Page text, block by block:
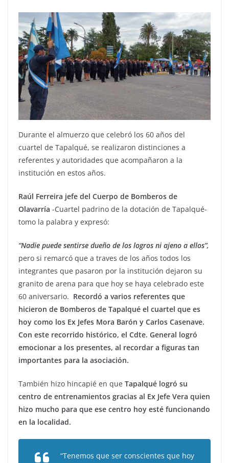
Durante el almuerzo que celebró los 60 años del
cuartel de Tapalqué, se realizaron distinciones a
referentes y autoridades que acompañaron a la
institución en estos años.
Raúl Ferreira jefe del Cuerpo de Bomberos de
Olavarría -Cuartel padrino de la dotación de Tapalqué-
tomo la palabra y expresó:
“Nadie puede sentirse dueño de los logros ni ajeno a ellos”,
pero si remarcó que a traves de los años todos los
integrantes que pasaron por la institución dejaron su
granito de arena para que hoy se haya celebrado este
60 aniversario. Recordó a varios referentes que
hicieron de Bomberos de Tapalqué el cuartel que es
hoy como los Ex Jefes Mora Barón y Carlos Casenave.
Con este recorrido histórico, el Cdte. General logró
emocionar a los presentes, al recordar a figuras tan
importantes para la asociación.
También hizo hincapié en que Tapalqué logró su
centro de entrenamientos gracias al Ex Jefe Vera quien
hizo mucho para que ese centro hoy esté funcionando
en la localidad.
“Tenemos que ser conscientes que hoy